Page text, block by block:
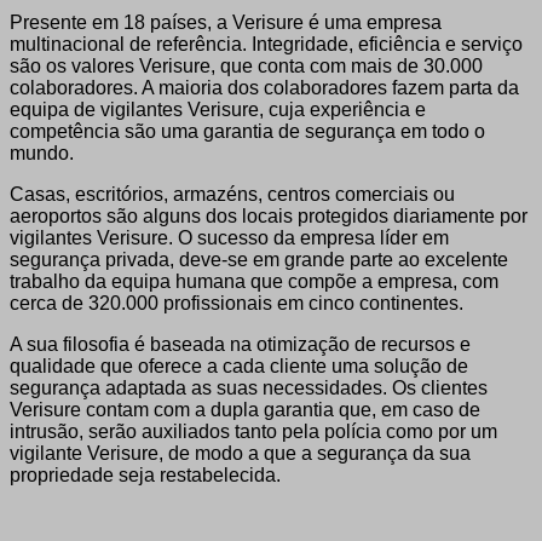
Presente em 18 países, a Verisure é uma empresa
multinacional de referência. Integridade, eficiência e serviço
são os valores Verisure, que conta com mais de 30.000
colaboradores. A maioria dos colaboradores fazem parta da
equipa de vigilantes Verisure, cuja experiência e
competência são uma garantia de segurança em todo o
mundo.
Casas, escritórios, armazéns, centros comerciais ou
aeroportos são alguns dos locais protegidos diariamente por
vigilantes Verisure. O sucesso da empresa líder em
segurança privada, deve-se em grande parte ao excelente
trabalho da equipa humana que compõe a empresa, com
cerca de 320.000 profissionais em cinco continentes.
A sua filosofia é baseada na otimização de recursos e
qualidade que oferece a cada cliente uma solução de
segurança adaptada as suas necessidades. Os clientes
Verisure contam com a dupla garantia que, em caso de
intrusão, serão auxiliados tanto pela polícia como por um
vigilante Verisure, de modo a que a segurança da sua
propriedade seja restabelecida.